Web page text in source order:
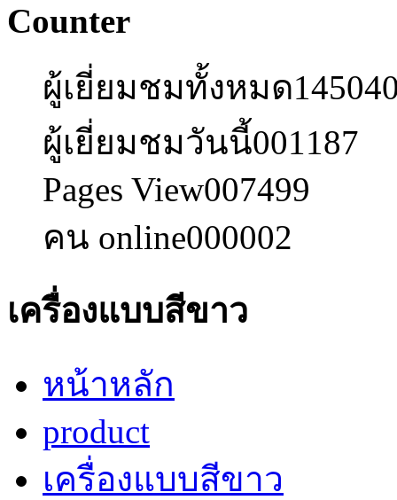
Counter
ผู้เยี่ยมชมทั้งหมด
ผู้เยี่ยมชมวันนี้001187
Pages View007499
คน online000002
เครื่องแบบสีขาว
หน้าหลัก
product
เครื่องแบบสีขาว